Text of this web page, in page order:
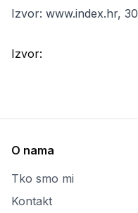
Izvor: www.index.hr,
Izvor:
O nama
Tko smo mi
Kontakt